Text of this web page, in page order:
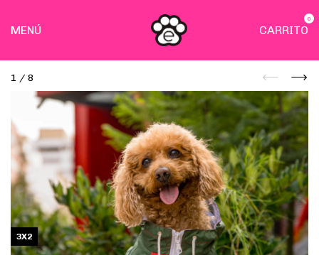
MENÚ CARRITO
0
1 / 8
3X2